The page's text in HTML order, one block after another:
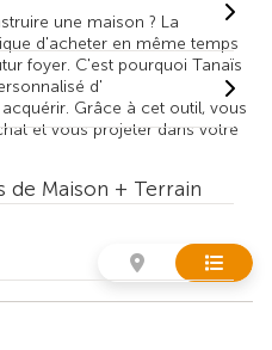
une maison ? La
d'acheter en même temps
foyer. C'est pourquoi Tanaïs
d'
acquérir. Grâce à cet outil, vous
et vous projeter dans votre
de Maison + Terrain